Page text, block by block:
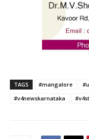
TAGS #mangalore
#v4newskarnataka